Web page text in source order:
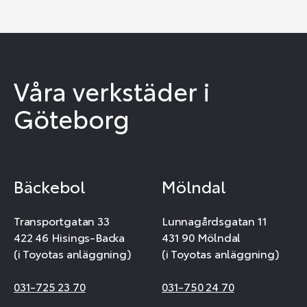
Våra verkstäder i
Göteborg
Bäckebol
Transportgatan 33
422 46 Hisings-Backa
(i Toyotas anläggning)
031-725 23 70
Mölndal
Lunnagårdsgatan 11
431 90 Mölndal
(i Toyotas anläggning)
031-750 24 70